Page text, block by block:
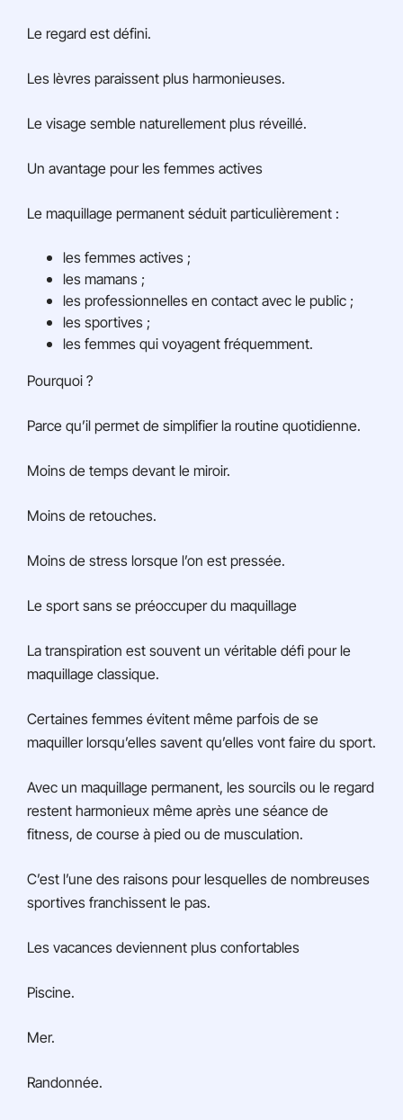
Le regard est défini.
Les lèvres paraissent plus harmonieuses.
Le visage semble naturellement plus réveillé.
Un avantage pour les femmes actives
Le maquillage permanent séduit particulièrement :
les femmes actives ;
les mamans ;
les professionnelles en contact avec le public ;
les sportives ;
les femmes qui voyagent fréquemment.
Pourquoi ?
Parce qu’il permet de simplifier la routine quotidienne.
Moins de temps devant le miroir.
Moins de retouches.
Moins de stress lorsque l’on est pressée.
Le sport sans se préoccuper du maquillage
La transpiration est souvent un véritable défi pour le
maquillage classique.
Certaines femmes évitent même parfois de se
maquiller lorsqu’elles savent qu’elles vont faire du sport.
Avec un maquillage permanent, les sourcils ou le regard
restent harmonieux même après une séance de
fitness, de course à pied ou de musculation.
C’est l’une des raisons pour lesquelles de nombreuses
sportives franchissent le pas.
Les vacances deviennent plus confortables
Piscine.
Mer.
Randonnée.